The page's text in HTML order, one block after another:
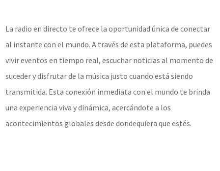
La radio en directo te ofrece la oportunidad única de conectar
al instante con el mundo. A través de esta plataforma, puedes
vivir eventos en tiempo real, escuchar noticias al momento de
suceder y disfrutar de la música justo cuando está siendo
transmitida. Esta conexión inmediata con el mundo te brinda
una experiencia viva y dinámica, acercándote a los
acontecimientos globales desde dondequiera que estés.